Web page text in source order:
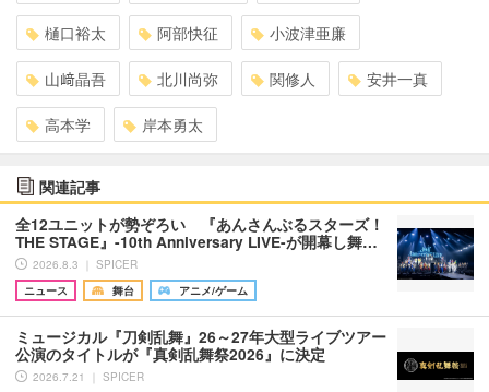
樋口裕太 阿部快征 小波津亜廉
山﨑晶吾 北川尚弥 関修人 安井一真
高本学 岸本勇太
関連記事
全12ユニットが勢ぞろい 『あんさんぶるスターズ！
THE STAGE』-10th Anniversary LIVE-が開幕し舞…
2026.8.3 ｜ SPICER
ニュース
舞台 アニメ/ゲーム
ミュージカル『刀剣乱舞』26～27年大型ライブツアー
公演のタイトルが『真剣乱舞祭2026』に決定
2026.7.21 ｜ SPICER